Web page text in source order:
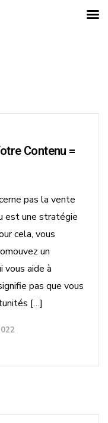
Contenu =
pas la vente
est une stratégie
cela, vous
un
vous aide à
pas que vous
[…]